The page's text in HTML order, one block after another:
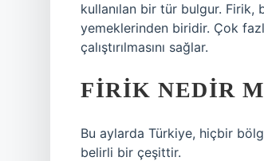
kullanılan bir tür bulgur. Firik,
yemeklerinden biridir. Çok
çalıştırılmasını sağlar.
FIRIK NEDIR
Bu aylarda Türkiye, hiçbir
belirli bir çeşittir.